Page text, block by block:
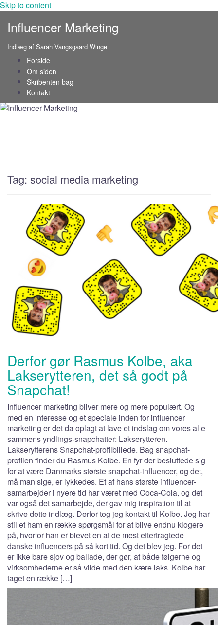
Skip to content
Influencer Marketing
Indlæg af Sarah Vangsgaard Winge
Forside
Om siden
Skribenten bag
Kontakt
Tag: social media marketing
Derfor gør Rasmus Kolbe, aka
Lakserytteren, det så godt på
Snapchat!
Influencer marketing bliver mere og mere populært. Og
med en interesse og et speciale inden for influencer
marketing er det da oplagt at lave et indslag om vores alle
sammens yndlings-snapchatter: Lakserytteren.
Lakserytterens Snapchat-profilbillede. Bag snapchat-
profilen finder du Rasmus Kolbe. En fyr der besluttede sig
for at være Danmarks største snapchat-influencer, og det,
må man sige, er lykkedes. Et af hans største influencer-
samarbejder i nyere tid har været med Coca-Cola, og det
var også det samarbejde, der gav mig inspiration til at
skrive dette indlæg. Derfor tog jeg kontakt til Kolbe. Jeg har
stillet ham en række spørgsmål for at blive endnu klogere
på, hvorfor han er blevet en af de mest eftertragtede
danske influencers på så kort tid. Og det blev jeg. For det
er ikke bare sjov og ballade, der gør, at både følgerne og
virksomhederne er så vilde med den kære laks. Kolbe har
taget en række […]